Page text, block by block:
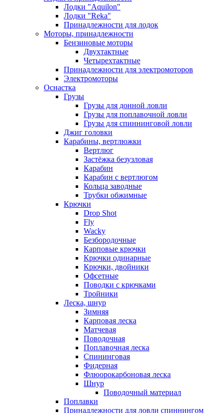
Лодки "Aquilon"
Лодки "Reka"
Принадлежности для лодок
Моторы, принадлежности
Бензиновые моторы
Двухтактные
Четырехтактные
Принадлежности для электромоторов
Электромоторы
Оснастка
Грузы
Грузы для донной ловли
Грузы для поплавочной ловли
Грузы для спиннинговой ловли
Джиг головки
Карабины, вертлюжки
Вертлюг
Застёжка безузловая
Карабин
Карабин с вертлюгом
Кольца заводные
Трубки обжимные
Крючки
Drop Shot
Fly
Wacky
Безбородочные
Карповые крючки
Крючки одинарные
Крючки, двойники
Офсетные
Поводки с крючками
Тройники
Леска, шнур
Зимняя
Карповая леска
Матчевая
Поводочная
Поплавочная леска
Спининговая
Фидерная
Флюорокарбоновая леска
Шнур
Поводочный материал
Поплавки
Принадлежности для ловли спиннингом